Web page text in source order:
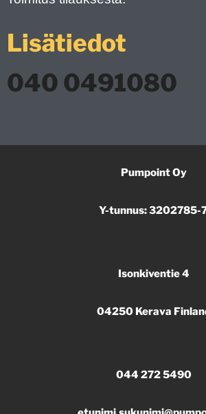
Lisätiedot
040 0491080
Pumpoint Oy
Y-tunnus: 3202785-
Isonkiventie 4
04250 Kerava
044 272 5490